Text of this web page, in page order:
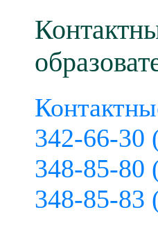
342-66-30
348-85-80
348-85-83